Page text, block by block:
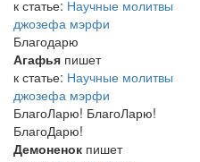
к статье: Научные молитвы
джозефа мэрфи
Благодарю
Агафья пишет
к статье: Научные молитвы
джозефа мэрфи
БлагоЛарю! БлагоЛарю!
БлагоДарю!
Демоненок пишет